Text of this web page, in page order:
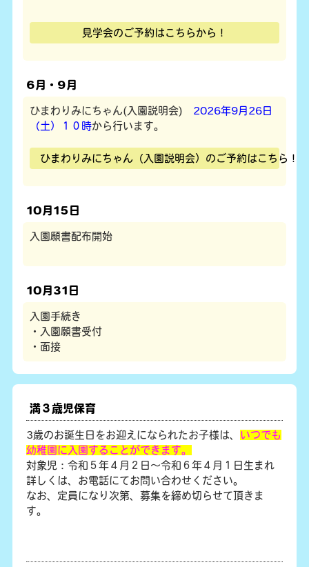
見学会のご予約はこちらから！
6月・9月
ひまわりみにちゃん(入園説明会) 2026年9月26日
（土）１０時から行います。
ひまわりみにちゃん（入園説明会）のご予約はこちら！
10月15日
入園願書配布開始
10月31日
入園手続き
・入園願書受付
・面接
満３歳児保育
3歳のお誕生日をお迎えになられたお子様は、 いつでも
幼稚園に入園することができます。
対象児：令和５年４月２日～令和６年４月１日生まれ
詳しくは、お電話にてお問い合わせください。
なお、定員になり次第、募集を締め切らせて頂きま
す。